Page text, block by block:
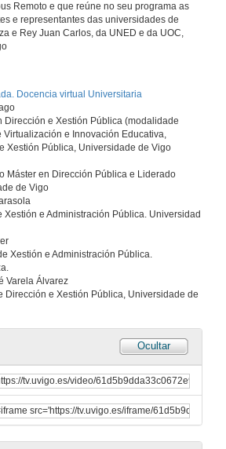
Remoto e que reúne no seu programa as
e representantes das universidades de
e Rey Juan Carlos, da UNED e da UOC,
Docencia virtual Universitaria
Dirección e Xestión Pública (modalidade
e Innovación Educativa,
Xestión Pública, Universidade de Vigo
Máster en Dirección Pública e Liderado
de Vigo
e Administración Pública. Universidad
Xestión e Administración Pública.
Varela Álvarez
Dirección e Xestión Pública, Universidade de
Ocultar
Estudos online na Universidad presencial: O camiño da Universidad de Burgos
Conferencia
11 de nov. de 2021
Conferencia
11 de nov. de 2021
11 de nov. de 2021
Presentación da Mesa: Os estudos de xestión pública online nas universidades públicas
Conferencia
11 de nov. de 2021